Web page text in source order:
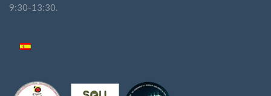
9:30-13:30.